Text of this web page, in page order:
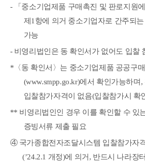
-
「 중소기업제품 구매촉진 및 판로지원
제 1 항에 의거 중소기업자로 간주되
가능
- 비영리법인은 동 확인서가 없어도 입찰
* 〈동 확인서 〉 는 중소기업제품 공공구
(www.smpp.go.kr)에서 확인가능하며 ,
입찰참가자격이 없음(입찰참가시 확
** 비영리법인인 경우 이를 확인할 수 있
증빙서류 제출 필요
④ 국가종합전자조달시스템 입찰참가자
(’24.2.1 개정)에 의거 , 반드시 나라장터